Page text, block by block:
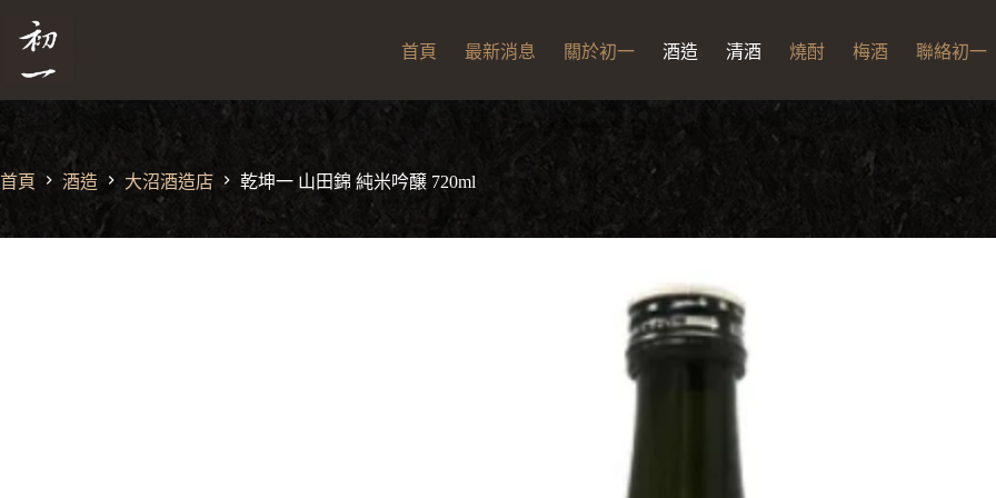
容
首頁 最新消息 關於初一 酒造 清酒 燒酎 梅酒 聯絡初一
首頁 酒造 大沼酒造店 乾坤一 山田錦 純米吟醸 720ml